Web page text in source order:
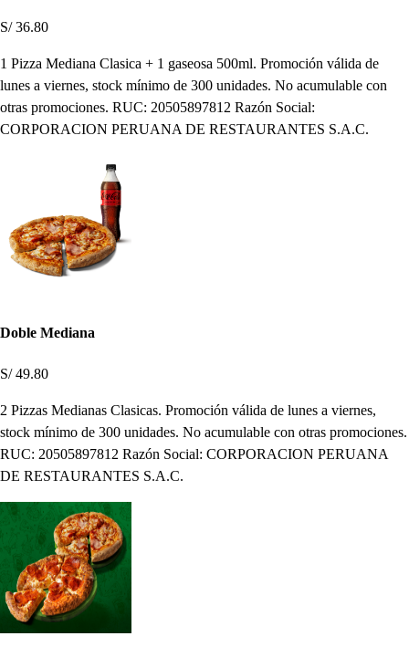
S/ 36.80
1 Pizza Mediana Clasica + 1 gaseosa 500ml. Promoción válida de
lunes a viernes, stock mínimo de 300 unidades. No acumulable con
otras promociones. RUC: 20505897812 Razón Social:
CORPORACION PERUANA DE RESTAURANTES S.A.C.
Doble Mediana
S/ 49.80
2 Pizzas Medianas Clasicas. Promoción válida de lunes a viernes,
stock mínimo de 300 unidades. No acumulable con otras promociones.
RUC: 20505897812 Razón Social: CORPORACION PERUANA
DE RESTAURANTES S.A.C.